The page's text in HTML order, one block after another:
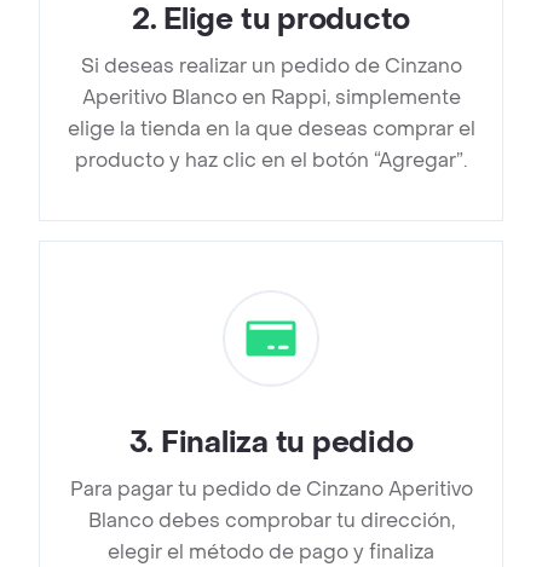
2. Elige tu producto
Si deseas realizar un pedido de Cinzano
Aperitivo Blanco en Rappi, simplemente
elige la tienda en la que deseas comprar el
producto y haz clic en el botón “Agregar”.
3. Finaliza tu pedido
Para pagar tu pedido de Cinzano Aperitivo
Blanco debes comprobar tu dirección,
elegir el método de pago y finaliza